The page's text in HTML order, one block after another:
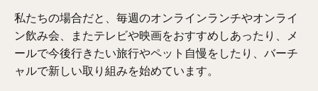
私たちの場合だと、毎週のオンラインランチやオンライ
ン飲み会、またテレビや映画をおすすめしあったり、メ
ールで今後行きたい旅行やペット自慢をしたり、バーチ
ャルで新しい取り組みを始めています。